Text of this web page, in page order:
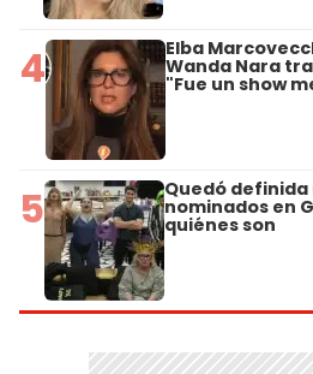
4 Elba
Wanda Nara
"Fue un show
5 Quedó definida
nominados en
quiénes son